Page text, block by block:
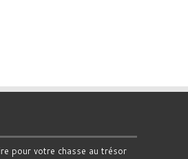
pour votre chasse au trésor